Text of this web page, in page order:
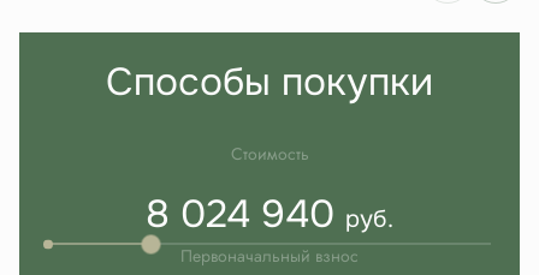
Способы покупки
Стоимость
8 024 940 руб.
Первоначальный взнос